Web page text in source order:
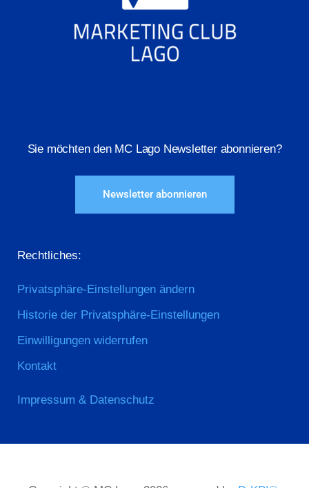
Sie möchten den MC Lago Newsletter abonnieren?
Newsletter abonnieren
Rechtliches:
Privatsphäre-Einstellungen ändern
Historie der Privatsphäre-Einstellungen
Einwilligungen widerrufen
Kontakt
Impressum & Datenschutz